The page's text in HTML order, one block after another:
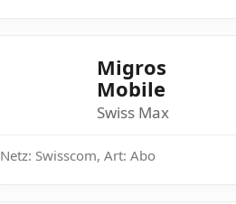
Migros
Mobile
Swiss Max
Netz: Swisscom, Art: Abo